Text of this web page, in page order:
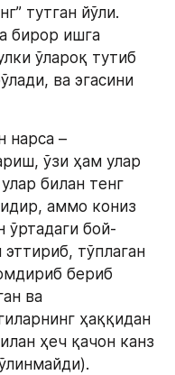
тутган йўли.
бирор ишга
ўлароқ тутиб
ва эгасини
нарса –
ўзи ҳам улар
билан тенг
аммо кониз
ўртадаги бой-
тўплаган
бериб
ва
ҳаққидан
ҳеч қачон канз